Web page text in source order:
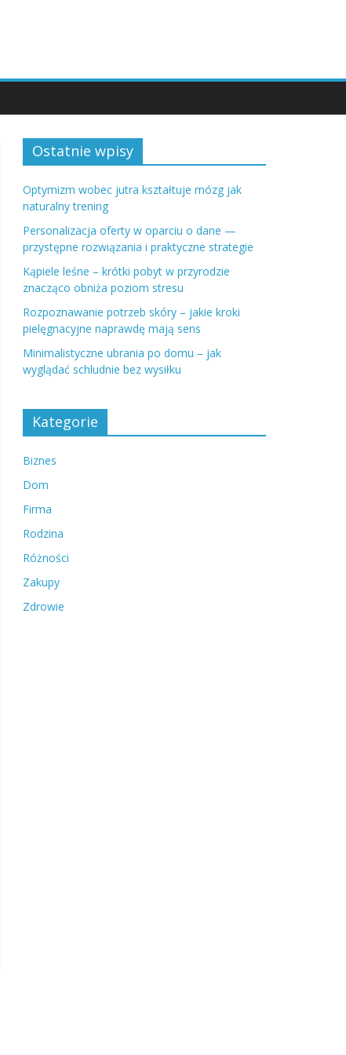
Ostatnie wpisy
Optymizm wobec jutra kształtuje mózg jak
naturalny trening
Personalizacja oferty w oparciu o dane —
przystępne rozwiązania i praktyczne strategie
Kąpiele leśne – krótki pobyt w przyrodzie
znacząco obniża poziom stresu
Rozpoznawanie potrzeb skóry – jakie kroki
pielęgnacyjne naprawdę mają sens
Minimalistyczne ubrania po domu – jak
wyglądać schludnie bez wysiłku
Kategorie
Biznes
Dom
Firma
Rodzina
Różności
Zakupy
Zdrowie